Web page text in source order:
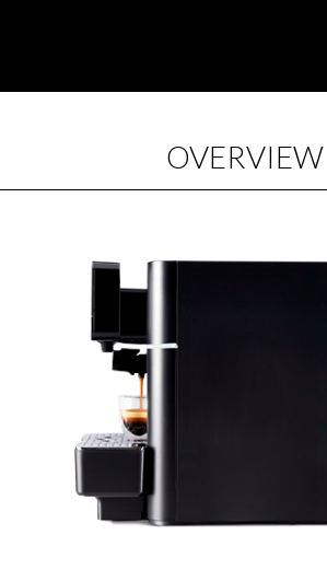
OVERVIEW